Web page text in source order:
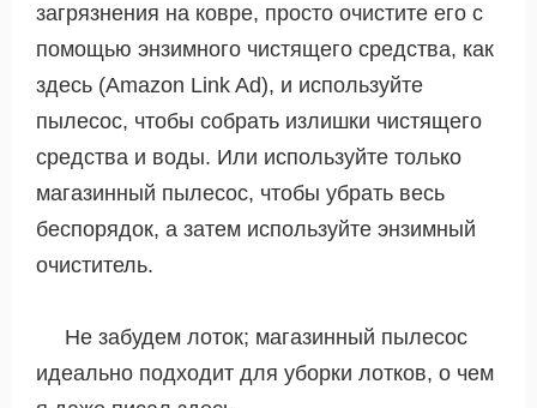
загрязнения на ковре, просто очистите его с
помощью энзимного чистящего средства, как
здесь (Amazon Link Ad), и используйте
пылесос, чтобы собрать излишки чистящего
средства и воды. Или используйте только
магазинный пылесос, чтобы убрать весь
беспорядок, а затем используйте энзимный
очиститель.
Не забудем лоток; магазинный пылесос
идеально подходит для уборки лотков, о чем